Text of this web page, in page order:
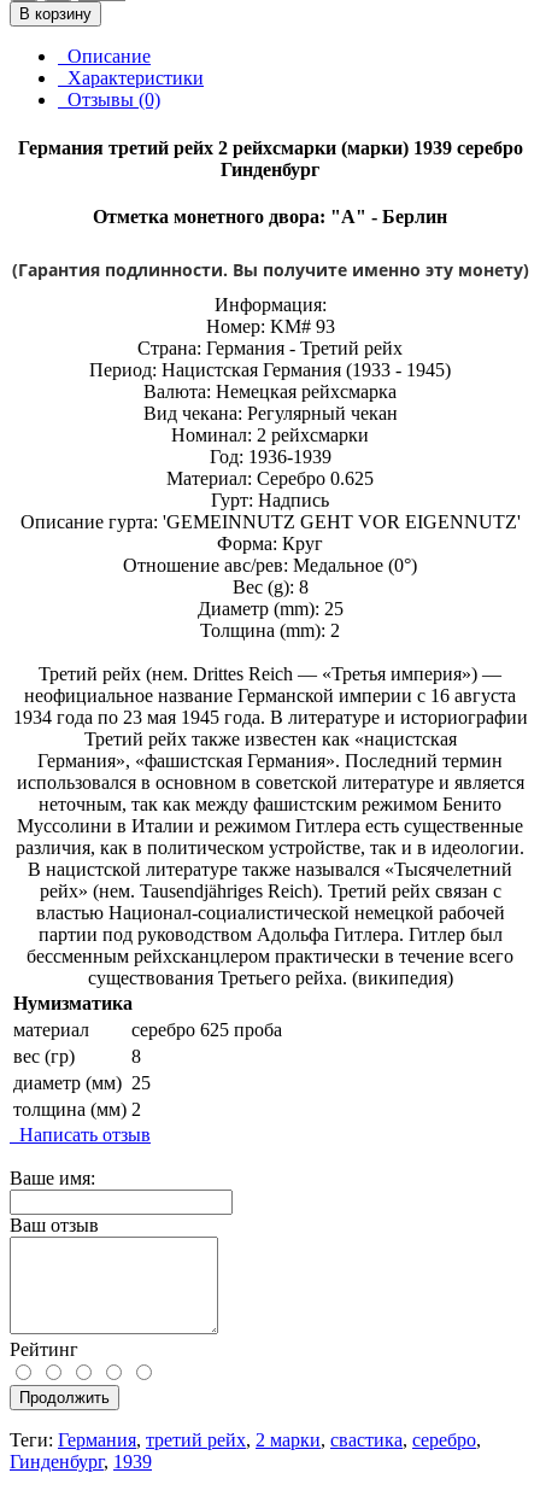
В корзину
Описание
Характеристики
Отзывы (0)
Германия третий рейх 2 рейхсмарки (марки) 1939 серебро
Гинденбург
Отметка монетного двора: "A" - Берлин
(Гарантия подлинности. Вы получите именно эту монету)
Информация:
Номер: KM# 93
Страна: Германия - Третий рейх
Период: Нацистская Германия (1933 - 1945)
Валюта: Немецкая рейхсмарка
Вид чекана: Регулярный чекан
Номинал: 2 рейхсмарки
Год: 1936-1939
Материал: Серебро 0.625
Гурт: Надпись
Описание гурта: 'GEMEINNUTZ GEHT VOR EIGENNUTZ'
Форма: Круг
Отношение авс/рев: Медальное (0°)
Вес (g): 8
Диаметр (mm): 25
Толщина (mm): 2
Третий рейх (нем. Drittes Reich — «Третья империя») —
неофициальное название Германской империи с 16 августа
1934 года по 23 мая 1945 года. В литературе и историографии
Третий рейх также известен как «нацистская
Германия», «фашистская Германия». Последний термин
использовался в основном в советской литературе и является
неточным, так как между фашистским режимом Бенито
Муссолини в Италии и режимом Гитлера есть существенные
различия, как в политическом устройстве, так и в идеологии.
В нацистской литературе также назывался «Тысячелетний
рейх» (нем. Tausendjähriges Reich). Третий рейх связан с
властью Национал-социалистической немецкой рабочей
партии под руководством Адольфа Гитлера. Гитлер был
бессменным рейхсканцлером практически в течение всего
существования Третьего рейха. (википедия)
Нумизматика
материал
серебро 625 проба
вес (гр)
8
диаметр (мм) 25
толщина (мм) 2
Написать отзыв
Ваше имя:
Ваш отзыв
Рейтинг
Продолжить
Теги: Германия, третий рейх, 2 марки, свастика, серебро,
Гинденбург, 1939